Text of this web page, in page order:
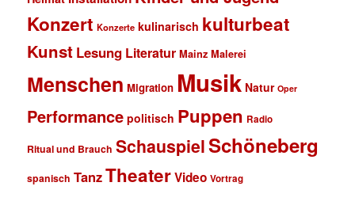
Konzert Konzerte kulinarisch kulturbeat
Kunst Lesung Literatur Mainz Malerei
Menschen Migration Musik Natur Oper
Performance politisch Puppen Radio
Ritual und Brauch SchauspielSchöneberg
spanisch TanzTheaterVideo Vortrag